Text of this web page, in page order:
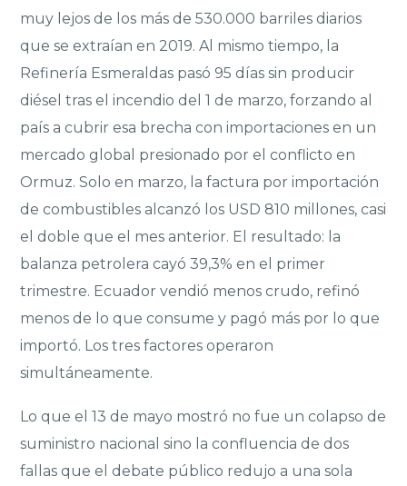
muy lejos de los más de 530.000 barriles diarios
que se extraían en 2019. Al mismo tiempo, la
Refinería Esmeraldas pasó 95 días sin producir
diésel tras el incendio del 1 de marzo, forzando al
país a cubrir esa brecha con importaciones en un
mercado global presionado por el conflicto en
Ormuz. Solo en marzo, la factura por importación
de combustibles alcanzó los USD 810 millones, casi
el doble que el mes anterior. El resultado: la
balanza petrolera cayó 39,3% en el primer
trimestre. Ecuador vendió menos crudo, refinó
menos de lo que consume y pagó más por lo que
importó. Los tres factores operaron
simultáneamente.
Lo que el 13 de mayo mostró no fue un colapso de
suministro nacional sino la confluencia de dos
fallas que el debate público redujo a una sola